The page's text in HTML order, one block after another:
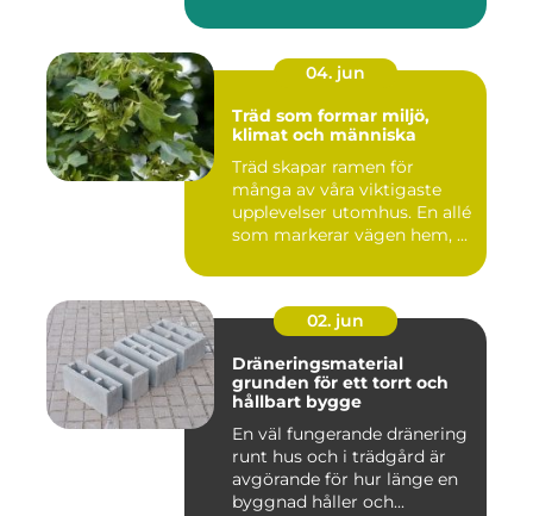
04. jun
Träd som formar miljö,
klimat och människa
Träd skapar ramen för
många av våra viktigaste
upplevelser utomhus. En allé
som markerar vägen hem, ...
02. jun
Dräneringsmaterial
grunden för ett torrt och
hållbart bygge
En väl fungerande dränering
runt hus och i trädgård är
avgörande för hur länge en
byggnad håller och...